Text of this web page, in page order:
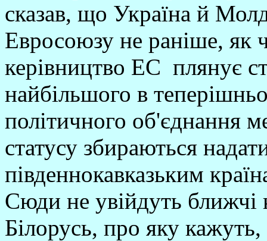
сказав, що Україна й
Евросоюзу не раніше, як
керівництво ЕС плянує
найбільшого в
політичного об'єднання
статусу збираються
південнокавказьким
Сюди не увійдуть
Білорусь, про яку